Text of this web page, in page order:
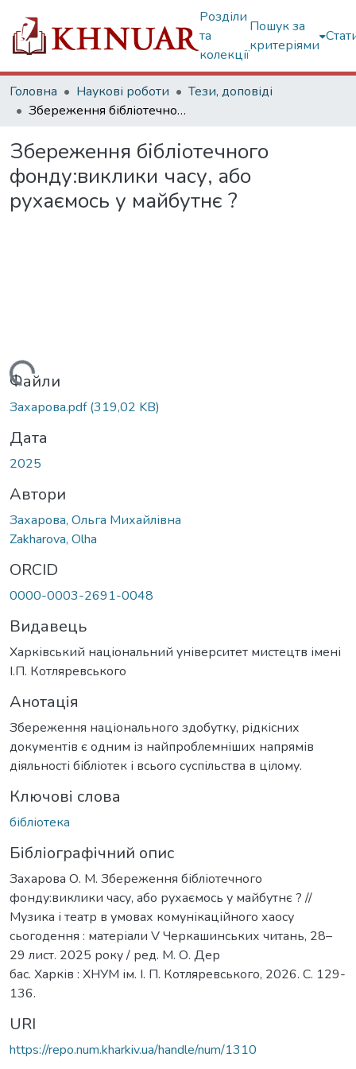
Розділи
та
колекції
Пошук за
критеріями
Головна Наукові роботи
Тези, доповіді
Збереження бібліотечного фонду:виклики часу, або рухаємось у майбутнє ?
Збереження бібліотечного
фонду:виклики часу, або
рухаємось у майбутнє ?
Файли
Захарова.pdf(319,02 KB)
Дата
2025
Автори
Захарова, Ольга Михайлівна
Zakharova, Olha
ORCID
0000-0003-2691-0048
Видавець
Харківський національний університет мистецтв імені
І.П. Котляревського
Анотація
Збереження національного здобутку, рідкісних
документів є одним із найпроблемніших напрямів
діяльності бібліотек і всього суспільства в цілому.
Ключові слова
бібліотека
Бібліографічний опис
Захарова О. М. Збереження бібліотечного
фонду:виклики часу, або рухаємось у майбутнє ? //
Музика і театр в умовах комунікаційного хаосу
сьогодення : матеріали V Черкашинських читань, 28–
29 лист. 2025 року / ред. М. О. Дер
бас. Харків : ХНУМ ім. І. П. Котляревського, 2026. С. 129-
136.
URI
https://repo.num.kharkiv.ua/handle/num/1310